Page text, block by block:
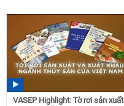
VASEP Highlight: Tờ rơi sản xuất